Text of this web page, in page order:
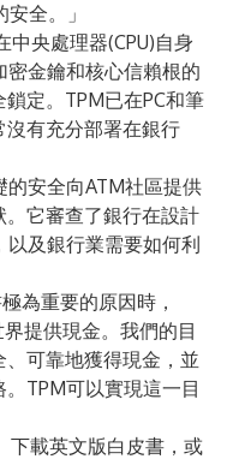
全。」
中央處理器(CPU)自身
密金鑰和核心信賴根的
定。TPM已在PC和筆
有充分部署在銀行
安全向ATM社區提供
它審查了銀行在設計
及銀行業需要如何利
為重要的原因時，
提供現金。我們的目
可靠地獲得現金，並
TPM可以實現這一目
下載英文版白皮書，或